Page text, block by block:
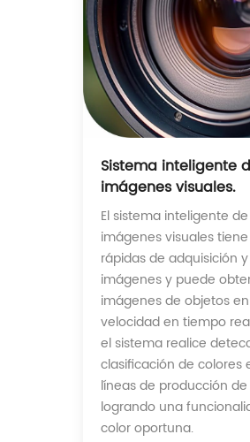
Sistema inteligente
imágenes visuales.
El sistema inteligente
imágenes visuales
rápidas de adquisición
imágenes y puede
imágenes de objetos
velocidad en tiempo
el sistema realice
clasificación de colores
líneas de producción
logrando una
color oportuna.